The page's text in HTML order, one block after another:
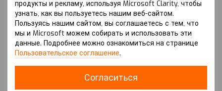
продукты и рекламу, используя Microsoft Clarity, чтобы
узнать, как вы пользуетесь нашим веб-сайтом.
Пользуясь нашим сайтом, вы соглашаетесь с тем, что
мы и Microsoft можем собирать и использовать эти
данные. Подробнее можно ознакомиться на странице
Пользовательское соглашение.
Согласиться
Двигатель, КПП
Тип/объём двигателя: